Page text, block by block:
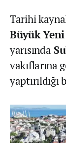
Tarihi
Büyük Yeni
yarısında
vakıflarına